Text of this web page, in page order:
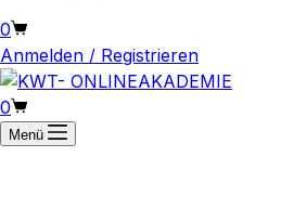
Warenkorb
0
Anmelden / Registrieren
Warenkorb
0
Menü